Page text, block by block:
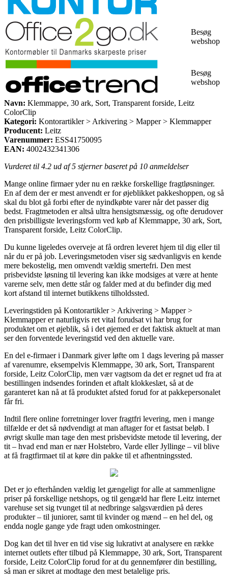
Besøg
webshop
Besøg
webshop
Navn: Klemmappe, 30 ark, Sort, Transparent forside, Leitz
ColorClip
Kategori: Kontorartikler > Arkivering > Mapper > Klemmapper
Producent: Leitz
Varenummer: ESS41750095
EAN: 4002432341306
Vurderet til 4.2 ud af 5 stjerner baseret på 10 anmeldelser
Mange online firmaer yder nu en række forskellige fragtløsninger.
En af dem der er mest anvendt er for øjeblikket pakkeshoppen, og så
skal du blot gå forbi efter de nyindkøbte varer når det passer dig
bedst. Fragtmetoden er altså ultra hensigtsmæssig, og ofte derudover
den prisbilligste leveringsform ved køb af Klemmappe, 30 ark, Sort,
Transparent forside, Leitz ColorClip.
Du kunne ligeledes overveje at få ordren leveret hjem til dig eller til
når du er på job. Leveringsmetoden viser sig sædvanligvis en kende
mere bekostelig, men omvendt vældig smertefri. Den mest
prisbevidste løsning til levering kan ikke modsiges at være at hente
varerne selv, men dette står og falder med at du befinder dig med
kort afstand til internet butikkens tilholdssted.
Leveringstiden på Kontorartikler > Arkivering > Mapper >
Klemmapper er naturligvis ret vital forudsat vi har brug for
produktet om et øjeblik, så i det øjemed er det faktisk aktuelt at man
ser den forventede leveringstid ved den aktuelle vare.
En del e-firmaer i Danmark giver løfte om 1 dags levering på masser
af varenumre, eksempelvis Klemmappe, 30 ark, Sort, Transparent
forside, Leitz ColorClip, men vær vagtsom da det er regnet ud fra at
bestillingen indsendes forinden et aftalt klokkeslæt, så at de
garanteret kan nå at få produktet afsted forud for at pakkepersonalet
får fri.
Indtil flere online forretninger lover fragtfri levering, men i mange
tilfælde er det så nødvendigt at man aftager for et fastsat beløb. I
øvrigt skulle man tage den mest prisbevidste metode til levering, der
tit – hvad end man er nær Holstebro, Varde eller Jyllinge – vil blive
at få fragtfirmaet til at køre din pakke til et afhentningssted.
Det er jo efterhånden vældig let gængeligt for alle at sammenligne
priser på forskellige netshops, og til gengæld har flere Leitz internet
varehuse set sig tvunget til at nedbringe salgsværdien på deres
produkter – til juniorer, samt til kvinder og mænd – en hel del, og
endda nogle gange yde fragt uden omkostninger.
Dog kan det til hver en tid vise sig lukrativt at analysere en række
internet outlets efter tilbud på Klemmappe, 30 ark, Sort, Transparent
forside, Leitz ColorClip forud for at du gennemfører din bestilling,
så man er sikret at modtage den mest betalelige pris.